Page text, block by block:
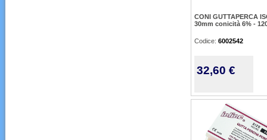
CONI GUTTAPERCA
30mm conicità 6% -
Codice: 6002542
32,60 €